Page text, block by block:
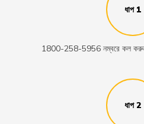
ধাপ 1
1800-258-5956 নম্বরে কল
ধাপ 2